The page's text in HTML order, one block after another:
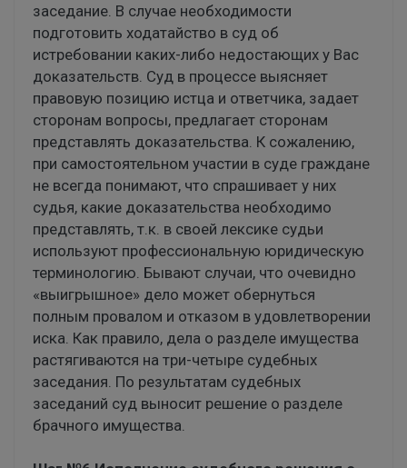
заседание. В случае необходимости
подготовить ходатайство в суд об
истребовании каких-либо недостающих у Вас
доказательств. Суд в процессе выясняет
правовую позицию истца и ответчика, задает
сторонам вопросы, предлагает сторонам
представлять доказательства. К сожалению,
при самостоятельном участии в суде граждане
не всегда понимают, что спрашивает у них
судья, какие доказательства необходимо
представлять, т.к. в своей лексике судьи
используют профессиональную юридическую
терминологию. Бывают случаи, что очевидно
«выигрышное» дело может обернуться
полным провалом и отказом в удовлетворении
иска. Как правило, дела о разделе имущества
растягиваются на три-четыре судебных
заседания. По результатам судебных
заседаний суд выносит решение о разделе
брачного имущества.